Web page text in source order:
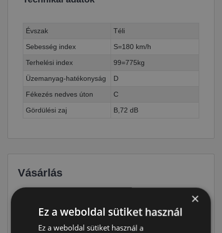
Évszak
Téli
Sebesség index
S=180 km/h
Terhelési index
99=775kg
Üzemanyag-hatékonyság
D
Fékezés nedves úton
C
Gördülési zaj
B,72 dB
Vásárlás
36 890 Ft
×
Ez a weboldal sütiket használ
Ez a weboldal sütiket használ a